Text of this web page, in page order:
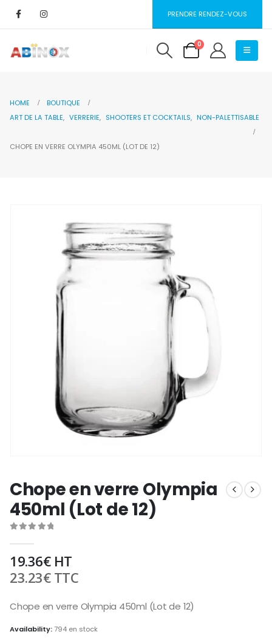
PRENDRE RENDEZ-VOUS
0
HOME
BOUTIQUE
ART DE LA TABLE, VERRERIE, SHOOTERS ET COCKTAILS, NON-PALETTISABLE
CHOPE EN VERRE OLYMPIA 450ML (LOT DE 12)
Chope en verre Olympia
450ml (Lot de 12)
19.36€HT
23.23€TTC
Chope en verre Olympia 450ml (Lot de 12)
Availability:794 en stock